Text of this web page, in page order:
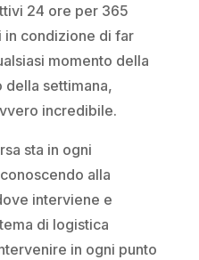
24 ore per 365
in condizione di far
momento della
della settimana,
incredibile.
sta in ogni
alla
interviene e
di logistica
in ogni punto